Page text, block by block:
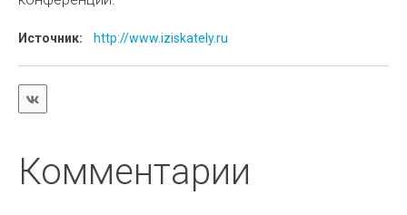
Источник: http://www.iziskately.ru
Комментарии